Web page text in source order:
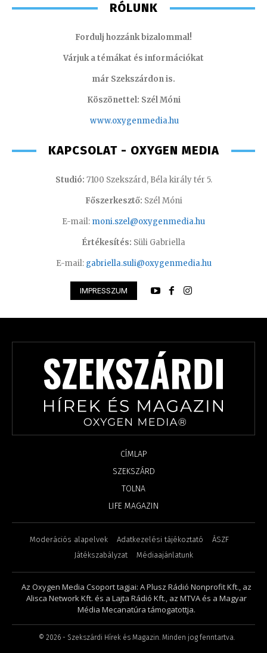
RÓLUNK
Fordulj hozzánk bizalommal!
Várjuk a témákat és információkat
már Szekszárdon is.
Köszönettel: Szél Móni
www.oxygenmedia.hu
KAPCSOLAT - OXYGEN MEDIA
Studió: 7100 Szekszárd, Béla király tér 5.
Főszerkesztő: Szél Móni
E-mail: moni.szel@oxygenmedia.hu
Értékesítés: Süli Gabriella
E-mail: gabriella.suli@oxygenmedia.hu
IMPRESSZUM
CÍMLAP
SZEKSZÁRD
TOLNA
LIFE MAGAZIN
Moderációs alapelvek Adatkezelési tájékoztató
ÁSZF
Játékszabályzat
Médiaajánlatunk
Az Oxygen Media Csoport tagjai: A Plusz Rádió Nonprofit Kft., az
Alisca Network Kft. és a Lajta Rádió Kft., az MTVA és a Magyar
Média Mecanatúra támogatottja.
© 2026- Szekszárdi Hírek és Magazin. Minden jog fenntartva.